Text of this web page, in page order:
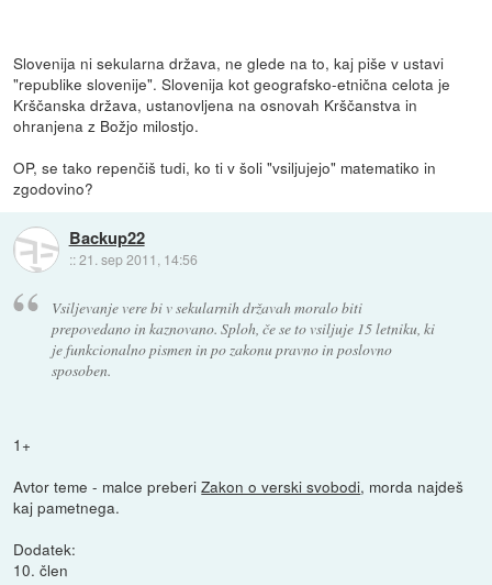
Slovenija ni sekularna država, ne glede na to, kaj piše v ustavi
"republike slovenije". Slovenija kot geografsko-etnična celota je
Krščanska država, ustanovljena na osnovah Krščanstva in
ohranjena z Božjo milostjo.
OP, se tako repenčiš tudi, ko ti v šoli "vsiljujejo" matematiko in
zgodovino?
Backup22
::21. sep 2011, 14:56
Vsiljevanje vere bi v sekularnih državah moralo biti
prepovedano in kaznovano. Sploh, če se to vsiljuje 15 letniku, ki
je funkcionalno pismen in po zakonu pravno in poslovno
sposoben.
1+
Avtor teme - malce preberiZakon o verski svobodi, morda najdeš
kaj pametnega.
Dodatek:
10. člen